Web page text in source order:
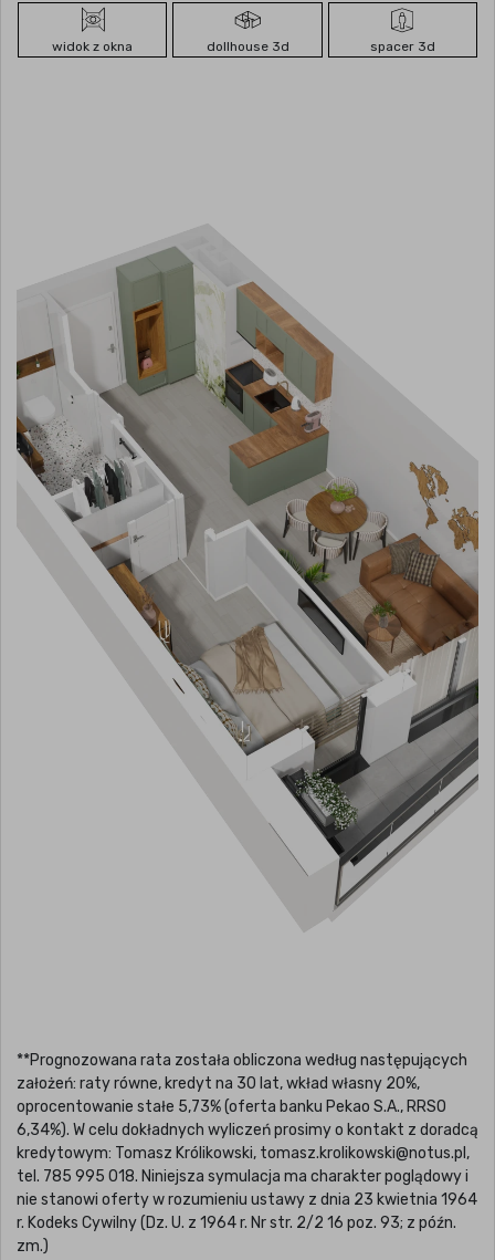
widok z okna dollhouse 3d spacer 3d
**Prognozowana rata została obliczona według następujących
założeń: raty równe, kredyt na 30 lat, wkład własny 20%,
oprocentowanie stałe 5,73% (oferta banku Pekao S.A., RRSO
6,34%). W celu dokładnych wyliczeń prosimy o kontakt z doradcą
kredytowym: Tomasz Królikowski, tomasz.krolikowski@notus.pl,
tel. 785 995 018. Niniejsza symulacja ma charakter poglądowy i
nie stanowi oferty w rozumieniu ustawy z dnia 23 kwietnia 1964
r. Kodeks Cywilny (Dz. U. z 1964 r. Nr str. 2/2 16 poz. 93; z późn.
zm.)